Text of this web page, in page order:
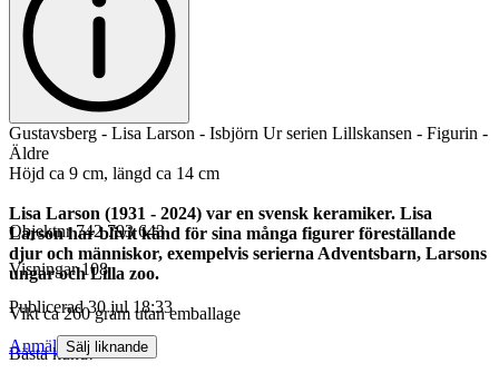
Gustavsberg - Lisa Larson - Isbjörn Ur serien Lillskansen - Figurin -
Äldre
Höjd ca 9 cm, längd ca 14 cm
Lisa Larson (1931 - 2024) var en svensk keramiker. Lisa
Larson har blivit känd för sina många figurer föreställande
djur och människor, exempelvis serierna Adventsbarn, Larsons
ungar och Lilla zoo.
Vikt ca 260 gram utan emballage
Bästa kund!
Objektnr 742 793 643
Visningar 108
Publicerad 30 jul 18:33
Anmäl Sälj liknande